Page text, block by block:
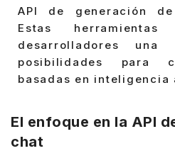
API de generación de
Estas
desarrolladores
posibilidades para
basadas en
El enfoque en la API
chat